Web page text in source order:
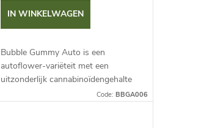
IN WINKELWAGEN
Bubble Gummy Auto is een
autoflower-variëteit met een
uitzonderlijk cannabinoïdengehalte
(TAC) van meer dan 30 % en een
Code: BBGA006